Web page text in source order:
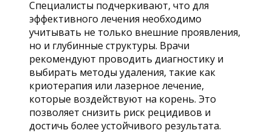
Специалисты подчеркивают, что для
эффективного лечения необходимо
учитывать не только внешние проявления,
но и глубинные структуры. Врачи
рекомендуют проводить диагностику и
выбирать методы удаления, такие как
криотерапия или лазерное лечение,
которые воздействуют на корень. Это
позволяет снизить риск рецидивов и
достичь более устойчивого результата.